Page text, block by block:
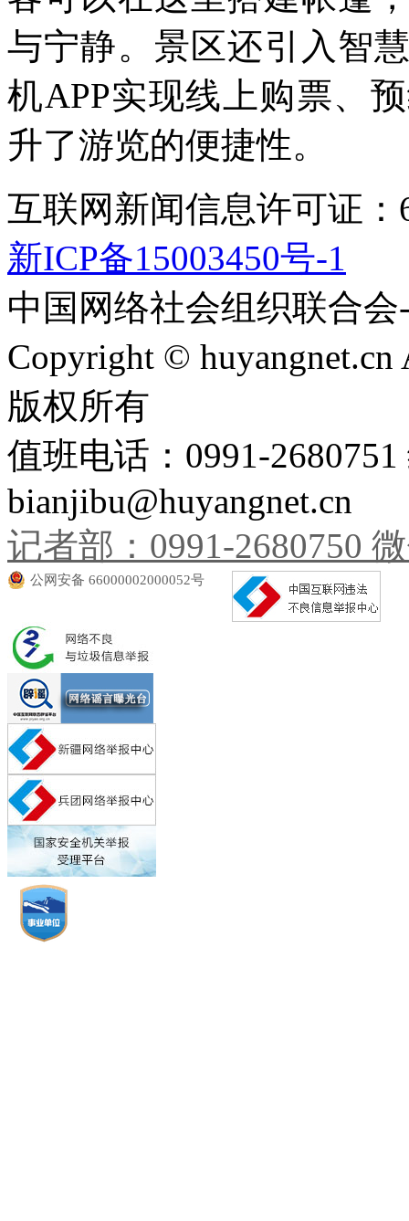
与宁静。景区还引入智
机APP实现线上购票、
升了游览的便捷性。
互联网新闻信息许可证：
新ICP备15003450号-1
中国网络社会组织联合
Copyright ©
版权所有
值班电话：0991-
bianjibu@huyangnet.cn
记者部：0991-2680750
公网安备 66000002000052号